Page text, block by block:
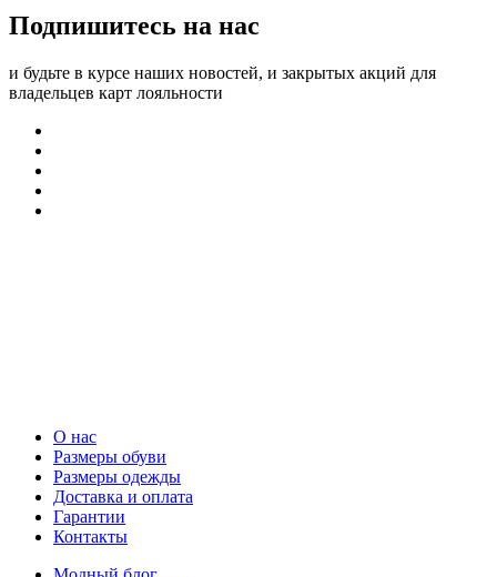
Подпишитесь на нас
и будьте в курсе наших новостей, и закрытых акций для
владельцев карт лояльности
О нас
Размеры обуви
Размеры одежды
Доставка и оплата
Гарантии
Контакты